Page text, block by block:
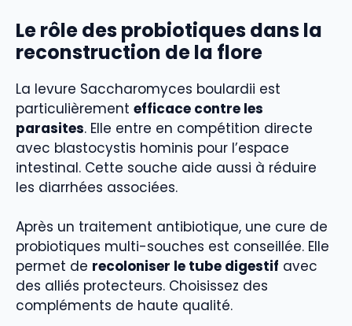
Le rôle des probiotiques dans la
reconstruction de la flore
La levure Saccharomyces boulardii est
particulièrement efficace contre les
parasites. Elle entre en compétition directe
avec blastocystis hominis pour l’espace
intestinal. Cette souche aide aussi à réduire
les diarrhées associées.
Après un traitement antibiotique, une cure de
probiotiques multi-souches est conseillée. Elle
permet de recoloniser le tube digestif avec
des alliés protecteurs. Choisissez des
compléments de haute qualité.